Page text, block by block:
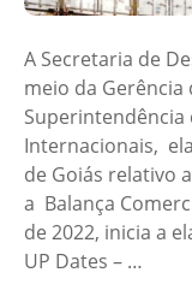
A Secretaria de
meio da
Superintendência
Internacionais,
de Goiás relativo
a Balança
de 2022, inicia a
UP Dates – …